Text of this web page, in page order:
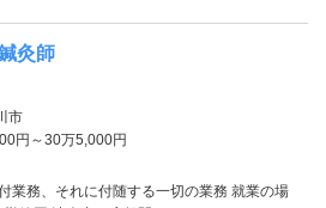
灸師
市
円～30万5,000円
業務、それに付随する一切の業務 就業の場